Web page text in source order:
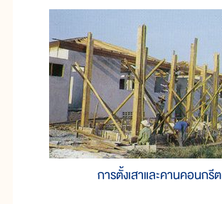
การตั้งเสาและคานคอนกรีต